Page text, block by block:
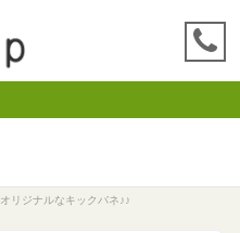
オリジナルなキックバネ♪♪